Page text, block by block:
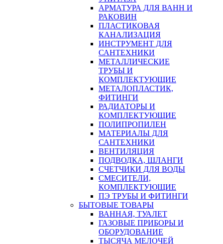
АРМАТУРА ДЛЯ ВАНН И
РАКОВИН
ПЛАСТИКОВАЯ
КАНАЛИЗАЦИЯ
ИНСТРУМЕНТ ДЛЯ
САНТЕХНИКИ
МЕТАЛЛИЧЕСКИЕ
ТРУБЫ И
КОМПЛЕКТУЮЩИЕ
МЕТАЛОПЛАСТИК,
ФИТИНГИ
РАДИАТОРЫ И
КОМПЛЕКТУЮЩИЕ
ПОЛИПРОПИЛЕН
МАТЕРИАЛЫ ДЛЯ
САНТЕХНИКИ
ВЕНТИЛЯЦИЯ
ПОДВОДКА, ШЛАНГИ
СЧЕТЧИКИ ДЛЯ ВОДЫ
СМЕСИТЕЛИ,
КОМПЛЕКТУЮЩИЕ
ПЭ ТРУБЫ И ФИТИНГИ
БЫТОВЫЕ ТОВАРЫ
ВАННАЯ, ТУАЛЕТ
ГАЗОВЫЕ ПРИБОРЫ И
ОБОРУДОВАНИЕ
ТЫСЯЧА МЕЛОЧЕЙ